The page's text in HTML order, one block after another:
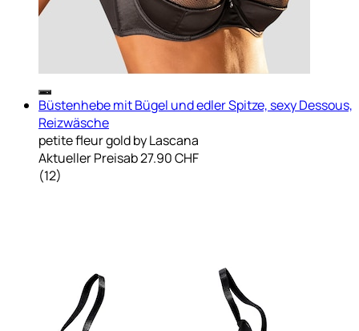
Büstenhebe mit Bügel und edler Spitze, sexy Dessous,
Reizwäsche
petite fleur gold by Lascana
Aktueller Preisab27.90 CHF
(12)